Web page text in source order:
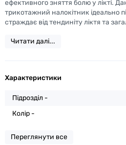
ефективного зняття болю у лікті.
трикотажний налокітник ідеально
страждає від тендиніту ліктя та
Читати далі...
Характеристики
Підрозділ -
Колір -
Переглянути все